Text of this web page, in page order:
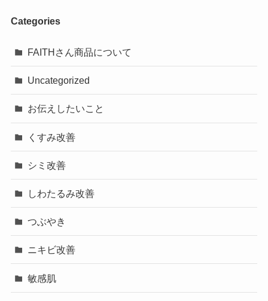
Categories
FAITHさん商品について
Uncategorized
お伝えしたいこと
くすみ改善
シミ改善
しわたるみ改善
つぶやき
ニキビ改善
敏感肌